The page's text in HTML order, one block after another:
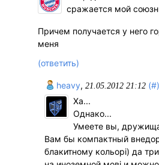
сражается мой
Причем получается у него
меня
(ответить)
hеavу,21.05.2012 21:12 (#)
Ха...
Однако...
Умеете вы,
Вам бы компактный
блакитному кольорі) да